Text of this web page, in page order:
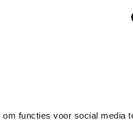
functies voor social media
betaal je voor je kind
aanvragen
je kind per ongeluk maakt.